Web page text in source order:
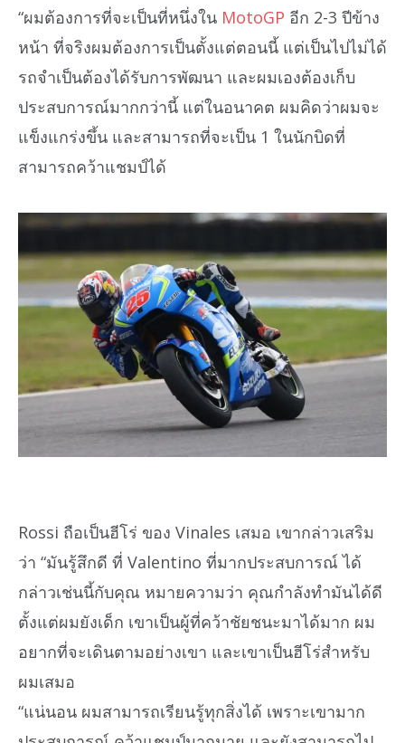
“ผมต้องการที่จะเป็นที่หนึ่งใน MotoGP อีก 2-3 ปีข้าง
หน้า ที่จริงผมต้องการเป็นตั้งแต่ตอนนี้ แต่เป็นไปไม่ได้
รถจำเป็นต้องได้รับการพัฒนา และผมเองต้องเก็บ
ประสบการณ์มากกว่านี้ แต่ในอนาคต ผมคิดว่าผมจะ
แข็งแกร่งขึ้น และสามารถที่จะเป็น 1 ในนักบิดที่
สามารถคว้าแชมป์ได้
Rossi ถือเป็นฮีโร่ ของ Vinales เสมอ เขากล่าวเสริม
ว่า “มันรู้สึกดี ที่ Valentino ที่มากประสบการณ์ ได้
กล่าวเช่นนี้กับคุณ หมายความว่า คุณกำลังทำมันได้ดี
ตั้งแต่ผมยังเด็ก เขาเป็นผู้ที่คว้าชัยชนะมาได้มาก ผม
อยากที่จะเดินตามอย่างเขา และเขาเป็นฮีโร่สำหรับ
ผมเสมอ
“แน่นอน ผมสามารถเรียนรู้ทุกสิ่งได้ เพราะเขามาก